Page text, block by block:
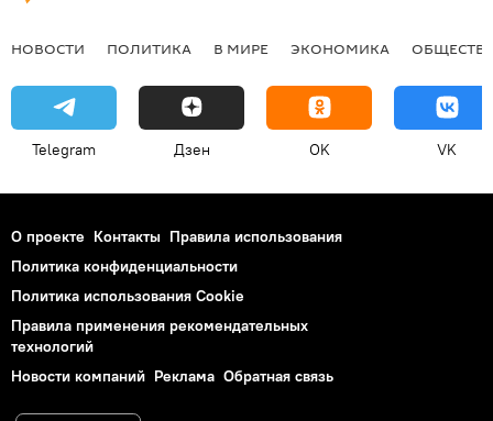
НОВОСТИ ПОЛИТИКА В МИРЕ ЭКОНОМИКА
Telegram Дзен OK VK
О проекте Контакты Правила использования
Политика конфиденциальности
Политика использования Cookie
Правила применения рекомендательных
технологий
Новости компаний Реклама Обратная связь